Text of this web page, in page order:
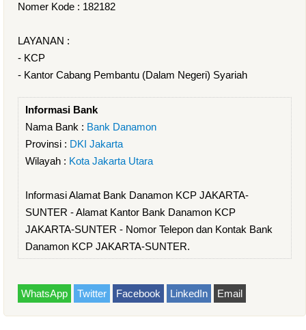
Nomer Kode : 182182
LAYANAN :
- KCP
- Kantor Cabang Pembantu (Dalam Negeri) Syariah
Informasi Bank
Nama Bank : Bank Danamon
Provinsi : DKI Jakarta
Wilayah : Kota Jakarta Utara
Informasi Alamat Bank Danamon KCP JAKARTA-
SUNTER - Alamat Kantor Bank Danamon KCP
JAKARTA-SUNTER - Nomor Telepon dan Kontak Bank
Danamon KCP JAKARTA-SUNTER.
WhatsApp Twitter Facebook LinkedIn Email